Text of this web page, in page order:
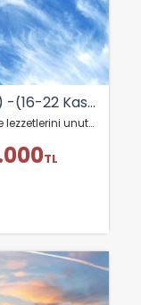
göstermek
devam
Van-Gap Günbatımı Turu (Uçaklı) -(16-22 Kasım)
Mezopotamya’nın eşsiz tarihini, kültürünü ve lezzetlerini unutulmaz bir rotada deneyimleyin.
TL